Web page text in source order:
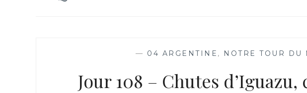
— 04 ARGENTINE , NOTRE TOUR DU
Jour 108 – Chutes